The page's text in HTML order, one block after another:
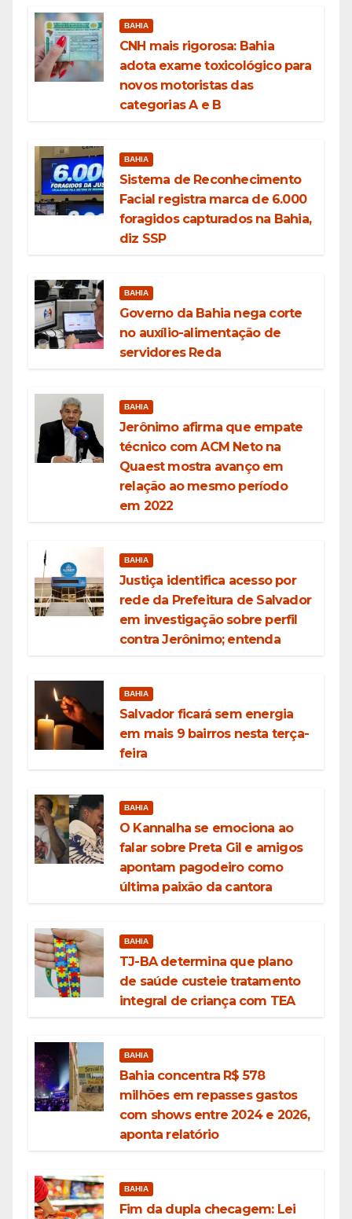
BAHIA
CNH mais rigorosa: Bahia
adota exame toxicológico para
novos motoristas das
categorias A e B
BAHIA
Sistema de Reconhecimento
Facial registra marca de 6.000
foragidos capturados na Bahia,
diz SSP
BAHIA
Governo da Bahia nega corte
no auxílio-alimentação de
servidores Reda
BAHIA
Jerônimo afirma que empate
técnico com ACM Neto na
Quaest mostra avanço em
relação ao mesmo período
em 2022
BAHIA
Justiça identifica acesso por
rede da Prefeitura de Salvador
em investigação sobre perfil
contra Jerônimo; entenda
BAHIA
Salvador ficará sem energia
em mais 9 bairros nesta terça-
feira
BAHIA
O Kannalha se emociona ao
falar sobre Preta Gil e amigos
apontam pagodeiro como
última paixão da cantora
BAHIA
TJ-BA determina que plano
de saúde custeie tratamento
integral de criança com TEA
BAHIA
Bahia concentra R$ 578
milhões em repasses gastos
com shows entre 2024 e 2026,
aponta relatório
BAHIA
Fim da dupla checagem: Lei